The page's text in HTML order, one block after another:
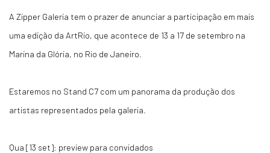
A Zipper Galeria tem o prazer de anunciar a participação em mais
uma edição da ArtRio, que acontece de 13 a 17 de setembro na
Marina da Glória, no Rio de Janeiro.
Estaremos no Stand C7 com um panorama da produção dos
artistas representados pela galeria.
Qua [13 set]: preview para convidados